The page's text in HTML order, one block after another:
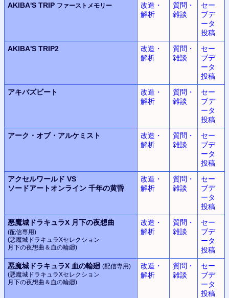
AKIBA'S TRIP ファーストメモリー
改造・
解析
質問・
雑談
セー
ブデ
ータ
投稿
AKIBA'S TRIP2
改造・
解析
質問・
雑談
セー
ブデ
ータ
投稿
アキバズビート
改造・
解析
質問・
雑談
セー
ブデ
ータ
投稿
アーク・オブ・アルケミスト
改造・
解析
質問・
雑談
セー
ブデ
ータ
投稿
アクセルワールド VS
ソードアートオンライン 千年の黄昏
改造・
解析
質問・
雑談
セー
ブデ
ータ
投稿
悪魔城ドラキュラX 月下の夜想曲
(配信専用)
(悪魔城ドラキュラXセレクション
月下の夜想曲＆血の輪廻)
改造・
解析
質問・
雑談
セー
ブデ
ータ
投稿
悪魔城ドラキュラX 血の輪廻 (配信専用)
(悪魔城ドラキュラXセレクション
月下の夜想曲＆血の輪廻)
改造・
解析
質問・
雑談
セー
ブデ
ータ
投稿